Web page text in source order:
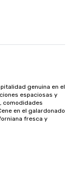
genuina en el
espaciosas y
comodidades
en el galardonado
fresca y